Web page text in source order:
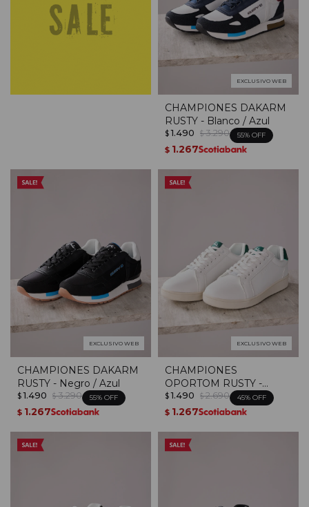
EXCLUSIVO WEB
CHAMPIONES DAKARM
RUSTY - Blanco / Azul
$ 1.490 $ 3.290 55
$ 1.267
EXCLUSIVO WEB
CHAMPIONES DAKARM
RUSTY - Negro / Azul
$ 1.490 $ 3.290 55
$ 1.267
EXCLUSIVO WEB
CHAMPIONES
OPORTOM RUSTY -
Blanco / Verde
$ 1.490 $ 2.690 45
$ 1.267